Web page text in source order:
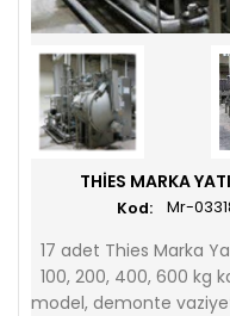
THIES MARKA
Mr-
17 adet Thies Marka
100, 200, 400, 600 kg
model, demonte